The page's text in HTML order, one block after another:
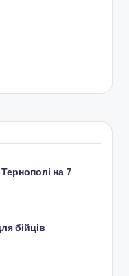
на 7
бійців